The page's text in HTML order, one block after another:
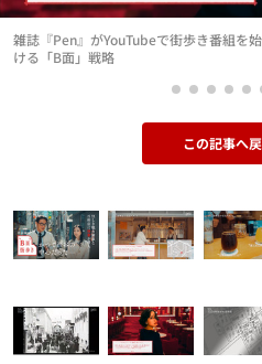
雑誌『Pen』がYouTubeで街歩き番組
ける「B面」戦略
この記事へ